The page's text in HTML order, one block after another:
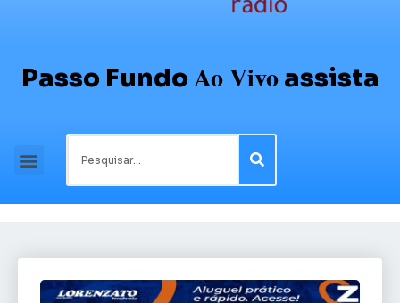
Passo Fundo Ao Vivo assista